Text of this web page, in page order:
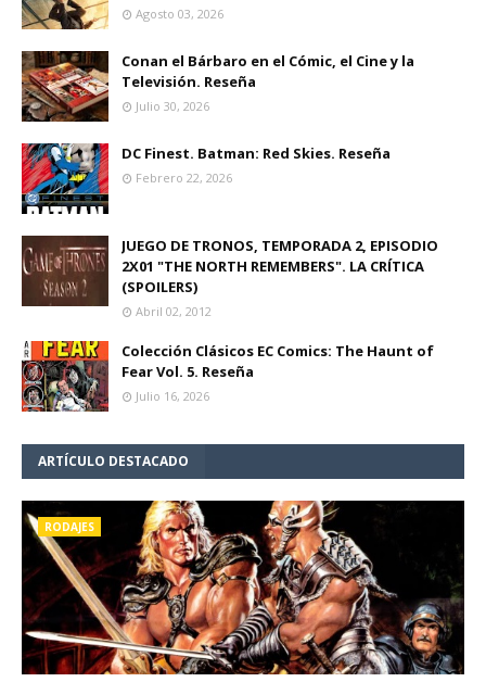
Agosto 03, 2026
Conan el Bárbaro en el Cómic, el Cine y la
Televisión. Reseña
Julio 30, 2026
DC Finest. Batman: Red Skies. Reseña
Febrero 22, 2026
JUEGO DE TRONOS, TEMPORADA 2, EPISODIO
2X01 "THE NORTH REMEMBERS". LA CRÍTICA
(SPOILERS)
Abril 02, 2012
Colección Clásicos EC Comics: The Haunt of
Fear Vol. 5. Reseña
Julio 16, 2026
ARTÍCULO DESTACADO
RODAJES